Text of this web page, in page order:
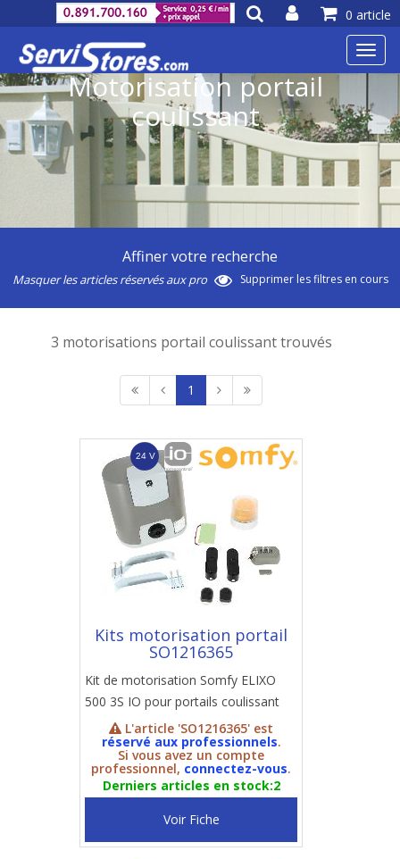
0 article
Motorisation portail
coulissant
Affiner votre recherche
Masquer les articles réservés aux pro Supprimer les filtres en cours
3 motorisations portail coulissant trouvés
1
Kits motorisation portail
SO1216365
Kit de motorisation Somfy ELIXO
500 3S IO pour portails coulissant
L'article 'SO1216365' est
réservé aux professionnels.
Si vous avez un compte
professionnel, connectez-vous.
Derniers articles en stock:2
Voir Fiche